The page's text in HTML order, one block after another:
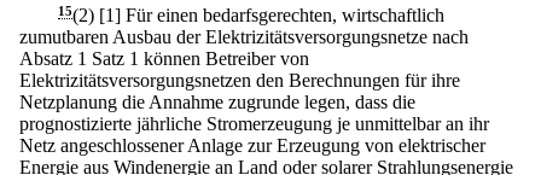
15(2) [1] Für einen bedarfsgerechten, wirtschaftlich
zumutbaren Ausbau der Elektrizitätsversorgungsnetze nach
Absatz 1 Satz 1 können Betreiber von
Elektrizitätsversorgungsnetzen den Berechnungen für ihre
Netzplanung die Annahme zugrunde legen, dass die
prognostizierte jährliche Stromerzeugung je unmittelbar an ihr
Netz angeschlossener Anlage zur Erzeugung von elektrischer
Energie aus Windenergie an Land oder solarer Strahlungsenergie